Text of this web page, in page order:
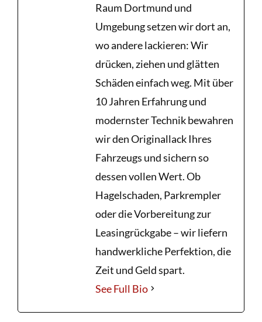
Raum Dortmund und
Umgebung setzen wir dort an,
wo andere lackieren: Wir
drücken, ziehen und glätten
Schäden einfach weg. Mit über
10 Jahren Erfahrung und
modernster Technik bewahren
wir den Originallack Ihres
Fahrzeugs und sichern so
dessen vollen Wert. Ob
Hagelschaden, Parkrempler
oder die Vorbereitung zur
Leasingrückgabe – wir liefern
handwerkliche Perfektion, die
Zeit und Geld spart.
See Full Bio